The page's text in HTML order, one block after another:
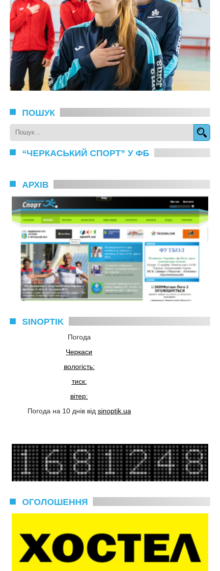
ПОШУК
“ЧЕРКАСЬКИЙ СПОРТ” У ФБ
АРХІВ
SINOPTIK
Погода
Черкаси
вологість:
тиск:
вітер:
Погода на 10 днів від sinoptik.ua
ОГОЛОШЕННЯ